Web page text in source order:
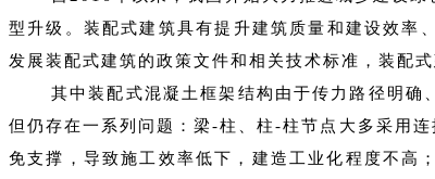
型升级。装配式建筑具有提升建筑质量和建设效率
发展装配式建筑的政策文件和相关技术标准，装配
其中装配式混凝土框架结构由于传力路径明确
但仍存在一系列问题：梁-柱、柱-柱节点大多采用
免支撑，导致施工效率低下，建造工业化程度不高